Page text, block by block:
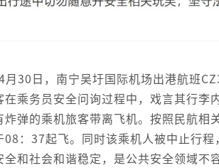
月30日，南宁吴圩国际机场出港航班
在乘务员安全问询过程中，戏言其行
炸弹的乘机旅客带离飞机。按照民航
08：37起飞。同时该乘机人被中止行
全和社会和谐稳定，是公共安全领域